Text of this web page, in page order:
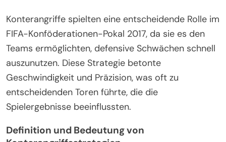
Konterangriffe spielten eine entscheidende Rolle im
FIFA-Konföderationen-Pokal 2017, da sie es den
Teams ermöglichten, defensive Schwächen schnell
auszunutzen. Diese Strategie betonte
Geschwindigkeit und Präzision, was oft zu
entscheidenden Toren führte, die die
Spielergebnisse beeinflussten.
Definition und Bedeutung von